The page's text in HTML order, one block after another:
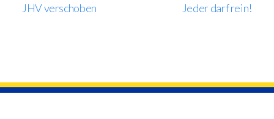
JHV verschoben Jeder darf rein!